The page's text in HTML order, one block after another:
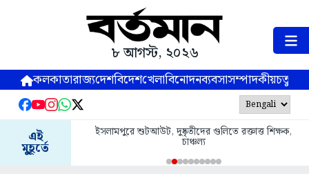
৮ আগস্ট, ২০২৬
কলকাতারাজ্যদেশবিদেশখেলাবিনোদনব্যবসাসম্পাদকীয়
এই
মুহূর্তে
ইসলামপুরে শুটআউট, দুষ্কৃতীদের গুলিতে রক্তাত্ত শিক্ষক,
চাঞ্চল্য